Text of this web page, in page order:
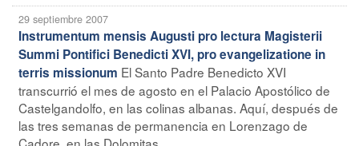
29 septiembre 2007
Instrumentum mensis Augusti pro lectura Magisterii
Summi Pontifici Benedicti XVI, pro evangelizatione in
terris missionum El Santo Padre Benedicto XVI
transcurrió el mes de agosto en el Palacio Apostólico de
Castelgandolfo, en las colinas albanas. Aquí, después de
las tres semanas de permanencia en Lorenzago de